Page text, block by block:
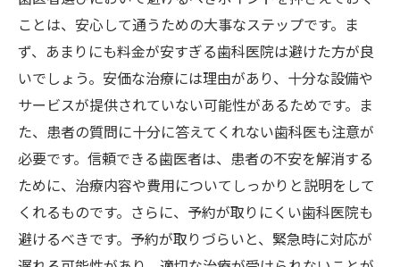
松戸市の歯医者事情
すきっ歯治療により得られる健康効果
松戸市の歯医者が提供するユニークなサー
ビス
予想外のメリットとその理由
健康維持に重要なすきっ歯治療
地域特有の歯科事情とその理解
治療を通じた生活の質の向上
ことは、安心して通うための大事なステップです。ま
ず、あまりにも料金が安すぎる歯科医院は避けた方が良
いでしょう。安価な治療には理由があり、十分な設備や
サービスが提供されていない可能性があるためです。ま
た、患者の質問に十分に答えてくれない歯科医も注意が
必要です。信頼できる歯医者は、患者の不安を解消する
ために、治療内容や費用についてしっかりと説明をして
くれるものです。さらに、予約が取りにくい歯科医院も
避けるべきです。予約が取りづらいと、緊急時に対応が